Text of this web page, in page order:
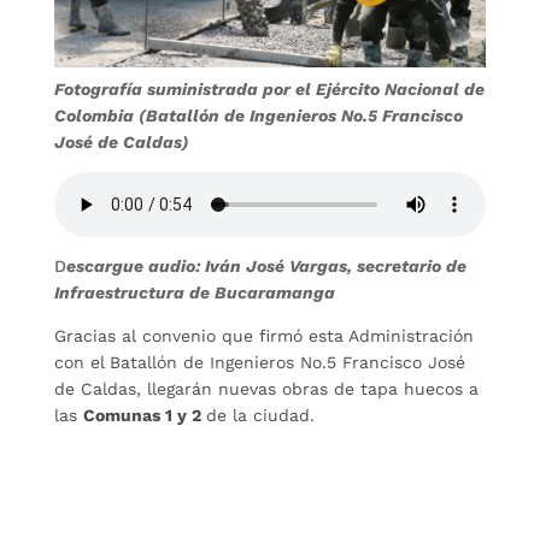
Fotografía suministrada por el Ejército Nacional de
Colombia (Batallón de Ingenieros No.5 Francisco
José de Caldas)
Descargue audio: Iván José Vargas, secretario de
Infraestructura de Bucaramanga
Gracias al convenio que firmó esta Administración
con el Batallón de Ingenieros No.5 Francisco José
de Caldas, llegarán nuevas obras de tapa huecos a
las Comunas 1 y 2 de la ciudad.